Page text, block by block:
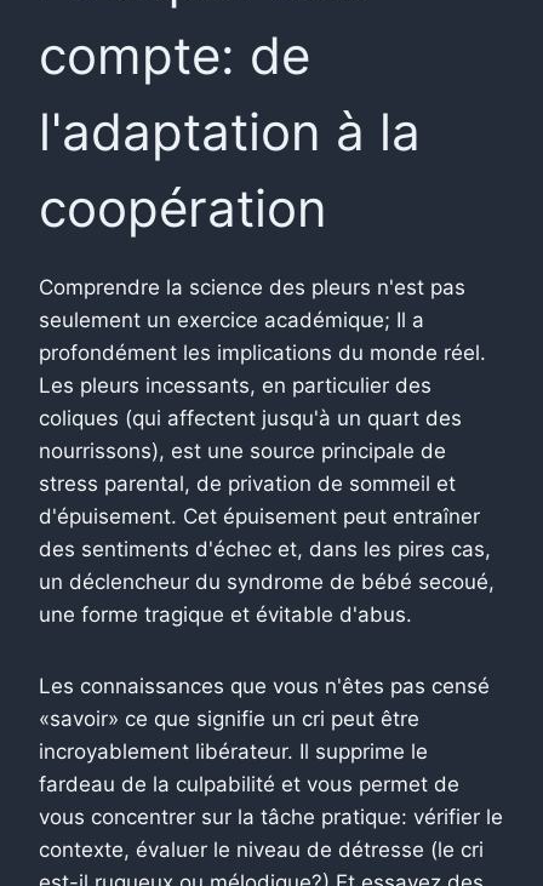
compte: de
l'adaptation à la
coopération
Comprendre la science des pleurs n'est pas
seulement un exercice académique; Il a
profondément les implications du monde réel.
Les pleurs incessants, en particulier des
coliques (qui affectent jusqu'à un quart des
nourrissons), est une source principale de
stress parental, de privation de sommeil et
d'épuisement. Cet épuisement peut entraîner
des sentiments d'échec et, dans les pires cas,
un déclencheur du syndrome de bébé secoué,
une forme tragique et évitable d'abus.
Les connaissances que vous n'êtes pas censé
«savoir» ce que signifie un cri peut être
incroyablement libérateur. Il supprime le
fardeau de la culpabilité et vous permet de
vous concentrer sur la tâche pratique: vérifier le
contexte, évaluer le niveau de détresse (le cri